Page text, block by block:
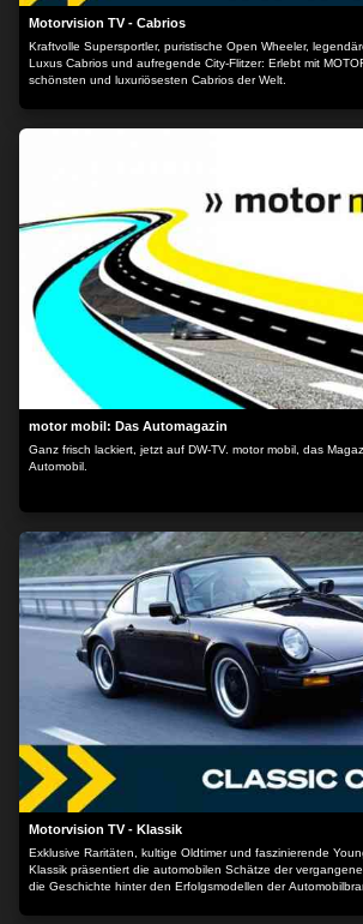
Motorvision TV - Cabrios
Kraftvolle Supersportler, puristische Open Wheeler,
Luxus Cabrios und aufregende City-Flitzer: Erlebt mit
schönsten und luxuriösesten Cabrios der Welt.
motor mobil: Das Automagazin
Ganz frisch lackiert, jetzt auf DW-TV. motor mobil, das
Automobil.
Motorvision TV - Klassik
Exklusive Raritäten, kultige Oldtimer und faszinierende
Klassik präsentiert die automobilen Schätze der
die Geschichte hinter den Erfolgsmodellen der